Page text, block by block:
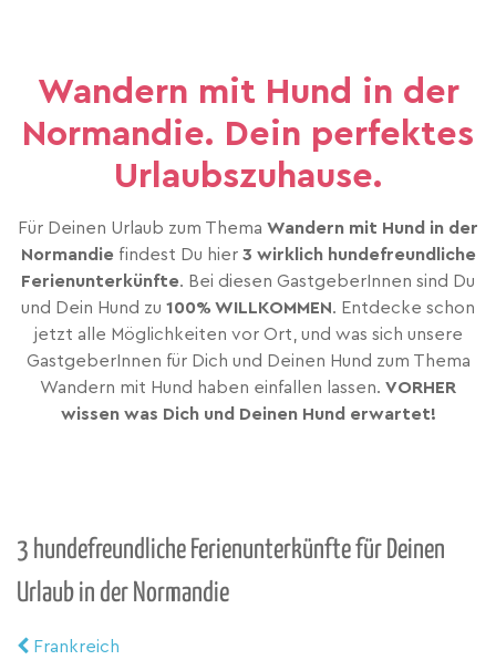
Wandern mit Hund in der
Normandie. Dein perfektes
Urlaubszuhause.
Für Deinen Urlaub zum Thema Wandern mit Hund in der
Normandie findest Du hier 3 wirklich hundefreundliche
Ferienunterkünfte. Bei diesen GastgeberInnen sind Du
und Dein Hund zu 100% WILLKOMMEN. Entdecke schon
jetzt alle Möglichkeiten vor Ort, und was sich unsere
GastgeberInnen für Dich und Deinen Hund zum Thema
Wandern mit Hund haben einfallen lassen. VORHER
wissen was Dich und Deinen Hund erwartet!
3 hundefreundliche Ferienunterkünfte für Deinen
Urlaub in der Normandie
Frankreich